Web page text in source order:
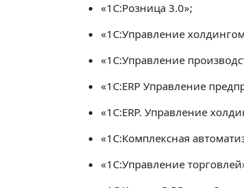
«1С:Розница 3.0»;
«1С:Управление
«1С:Управление
«1C:ERP Управление
«1С:ERP. Управление
«1С:Комплексная
«1C:Управление